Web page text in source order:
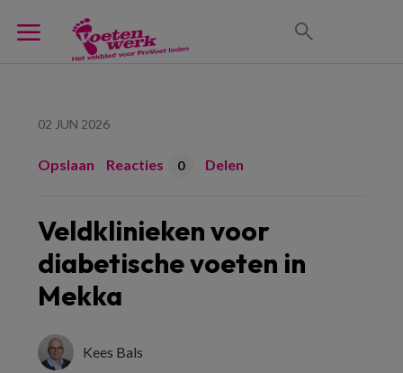
02 JUN 2026
Opslaan Reacties 0 Delen
Veldklinieken voor
diabetische voeten in
Mekka
Kees Bals